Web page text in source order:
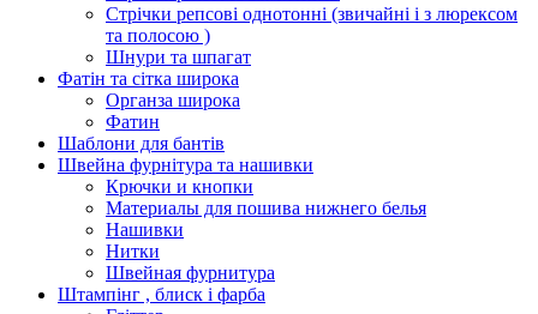
Стрічки репсові однотонні (звичайні і з люрексом
та полосою )
Шнури та шпагат
Фатін та сітка широка
Органза широка
Фатин
Шаблони для бантів
Швейна фурнітура та нашивки
Крючки и кнопки
Материалы для пошива нижнего белья
Нашивки
Нитки
Швейная фурнитура
Штампінг , блиск і фарба